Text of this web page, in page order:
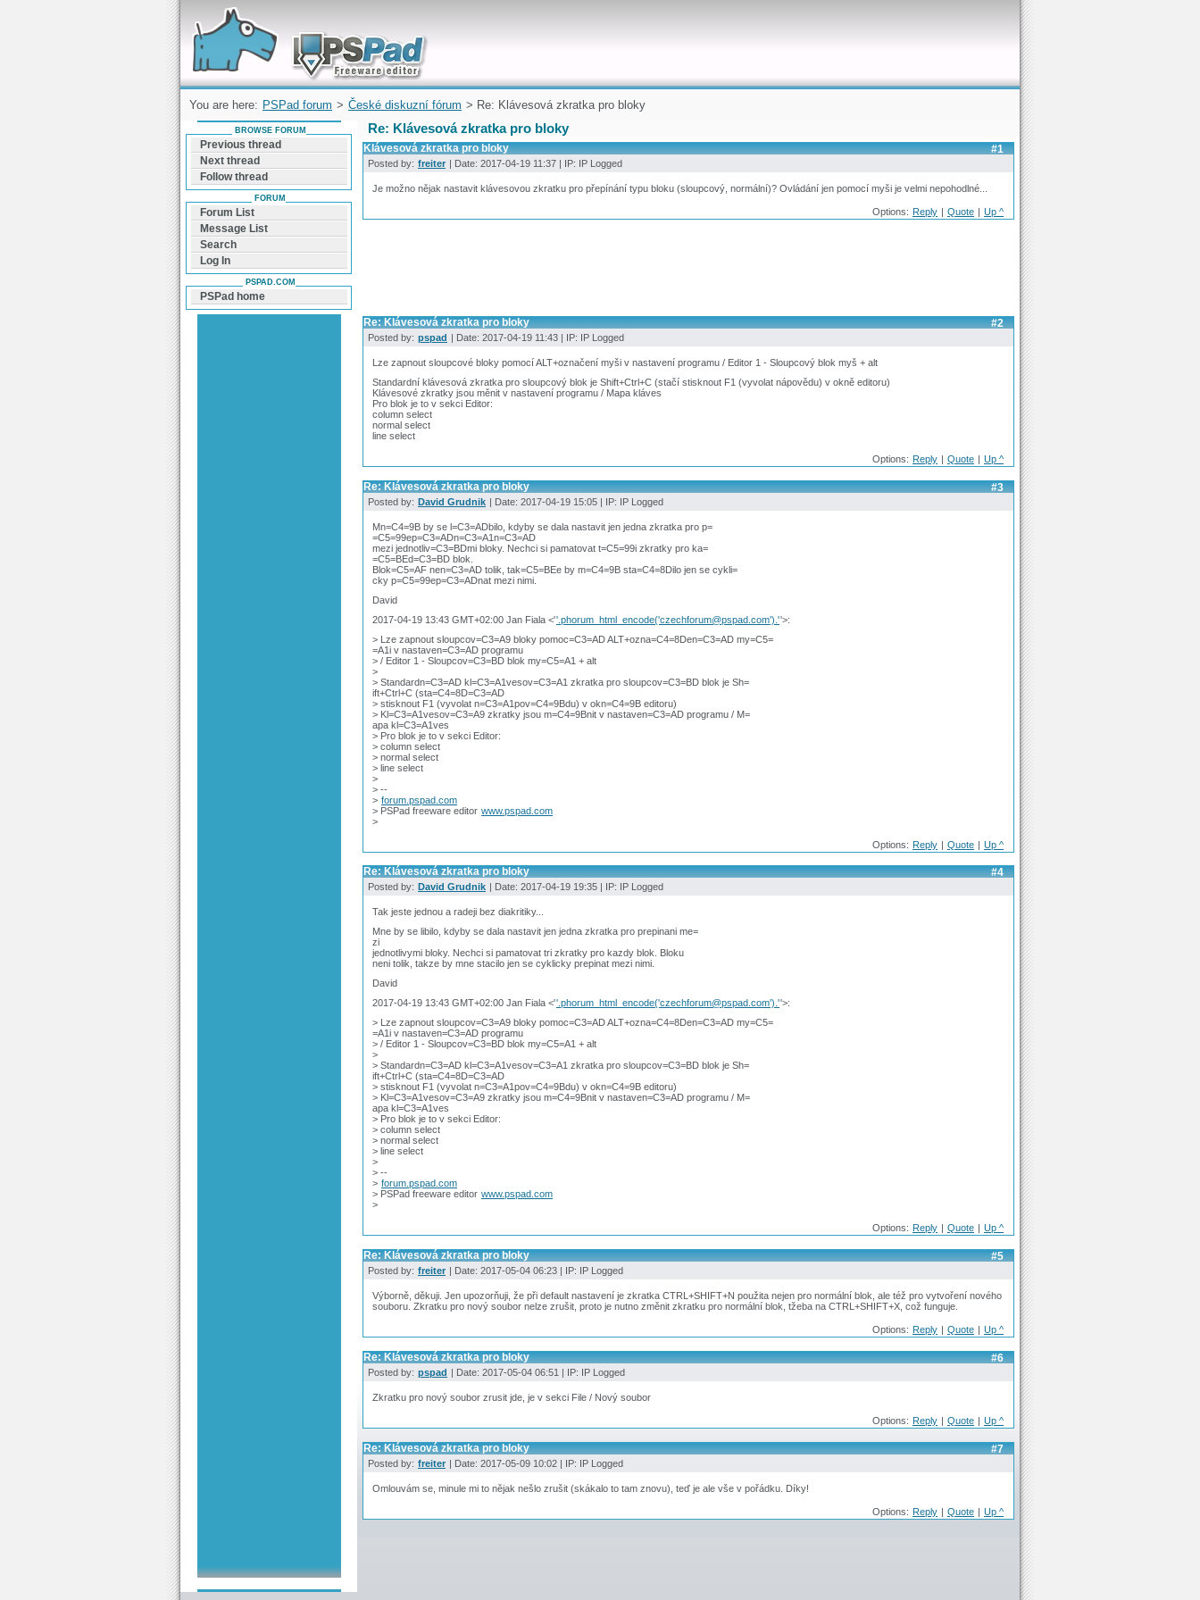
Forum can help you solve problems and quickly
find a solution with PSPad for Microsoft
Windows
You are here: PSPad forum > České diskuzní fórum > Re: Klávesová zkratka pro bloky
Re: Klávesová zkratka pro bloky
#1
Klávesová zkratka pro bloky
Posted by: freiter | Date: 2017-04-19 11:37 | IP: IP Logged
Je možno nějak nastavit klávesovou zkratku pro přepínání typu bloku (sloupcový, normální)? Ovládání jen pomocí myši je velmi nepohodlné...
Options: Reply | Quote | Up ^
#2
Re: Klávesová zkratka pro bloky
Posted by: pspad | Date: 2017-04-19 11:43 | IP: IP Logged
Lze zapnout sloupcové bloky pomocí ALT+označení myši v nastavení programu / Editor 1 - Sloupcový blok myš + alt
Standardní klávesová zkratka pro sloupcový blok je Shift+Ctrl+C (stačí stisknout F1 (vyvolat nápovědu) v okně editoru)
Klávesové zkratky jsou měnit v nastavení programu / Mapa kláves
Pro blok je to v sekci Editor:
column select
normal select
line select
Options: Reply | Quote | Up ^
#3
Re: Klávesová zkratka pro bloky
Posted by: David Grudnik | Date: 2017-04-19 15:05 | IP: IP Logged
Mn=C4=9B by se l=C3=ADbilo, kdyby se dala nastavit jen jedna zkratka pro p=
=C5=99ep=C3=ADn=C3=A1n=C3=AD
mezi jednotliv=C3=BDmi bloky. Nechci si pamatovat t=C5=99i zkratky pro ka=
=C5=BEd=C3=BD blok.
Blok=C5=AF nen=C3=AD tolik, tak=C5=BEe by m=C4=9B sta=C4=8Dilo jen se cykli=
cky p=C5=99ep=C3=ADnat mezi nimi.
David
2017-04-19 13:43 GMT+02:00 Jan Fiala <''.phorum_html_encode('czechforum@pspad.com').''>:
> Lze zapnout sloupcov=C3=A9 bloky pomoc=C3=AD ALT+ozna=C4=8Den=C3=AD my=C5=
=A1i v nastaven=C3=AD programu
> / Editor 1 - Sloupcov=C3=BD blok my=C5=A1 + alt
>
> Standardn=C3=AD kl=C3=A1vesov=C3=A1 zkratka pro sloupcov=C3=BD blok je Sh=
ift+Ctrl+C (sta=C4=8D=C3=AD
> stisknout F1 (vyvolat n=C3=A1pov=C4=9Bdu) v okn=C4=9B editoru)
> Kl=C3=A1vesov=C3=A9 zkratky jsou m=C4=9Bnit v nastaven=C3=AD programu / M=
apa kl=C3=A1ves
> Pro blok je to v sekci Editor:
> column select
> normal select
> line select
>
> --
> forum.pspad.com
> PSPad freeware editor www.pspad.com
>
Options: Reply | Quote | Up ^
#4
Re: Klávesová zkratka pro bloky
Posted by: David Grudnik | Date: 2017-04-19 19:35 | IP: IP Logged
Tak jeste jednou a radeji bez diakritiky...
Mne by se libilo, kdyby se dala nastavit jen jedna zkratka pro prepinani me=
zi
jednotlivymi bloky. Nechci si pamatovat tri zkratky pro kazdy blok. Bloku
neni tolik, takze by mne stacilo jen se cyklicky prepinat mezi nimi.
David
2017-04-19 13:43 GMT+02:00 Jan Fiala <''.phorum_html_encode('czechforum@pspad.com').''>:
> Lze zapnout sloupcov=C3=A9 bloky pomoc=C3=AD ALT+ozna=C4=8Den=C3=AD my=C5=
=A1i v nastaven=C3=AD programu
> / Editor 1 - Sloupcov=C3=BD blok my=C5=A1 + alt
>
> Standardn=C3=AD kl=C3=A1vesov=C3=A1 zkratka pro sloupcov=C3=BD blok je Sh=
ift+Ctrl+C (sta=C4=8D=C3=AD
> stisknout F1 (vyvolat n=C3=A1pov=C4=9Bdu) v okn=C4=9B editoru)
> Kl=C3=A1vesov=C3=A9 zkratky jsou m=C4=9Bnit v nastaven=C3=AD programu / M=
apa kl=C3=A1ves
> Pro blok je to v sekci Editor:
> column select
> normal select
> line select
>
> --
> forum.pspad.com
> PSPad freeware editor www.pspad.com
>
Options: Reply Quote Up ^
#5
Re: Klávesová zkratka pro bloky
Posted by: freiter | Date: 2017-05-04 06:23 | IP: IP Logged
Výborně, děkuji. Jen upozorňuji, že při default nastavení je zkratka CTRL+SHIFT+N použita nejen pro normální blok, ale též pro vytvoření nového
souboru. Zkratku pro nový soubor nelze zrušit, proto je nutno změnit zkratku pro normální blok, tžeba na CTRL+SHIFT+X, což funguje.
Options: Reply | Quote | Up ^
#6
Re: Klávesová zkratka pro bloky
Posted by: pspad | Date: 2017-05-04 06:51 | IP: IP Logged
Zkratku pro nový soubor zrusit jde, je v sekci File / Nový soubor
Options: Reply | Quote | Up ^
#7
Re: Klávesová zkratka pro bloky
Posted by: freiter | Date: 2017-05-09 10:02 | IP: IP Logged
Omlouvám se, minule mi to nějak nešlo zrušit (skákalo to tam znovu), teď je ale vše v pořádku. Díky!
Options: Reply | Quote | Up ^
BROWSE FORUM
Previous thread
Next thread
Follow thread
FORUM
Forum List
Message List
Search
Log In
PSPAD.COM
PSPad home